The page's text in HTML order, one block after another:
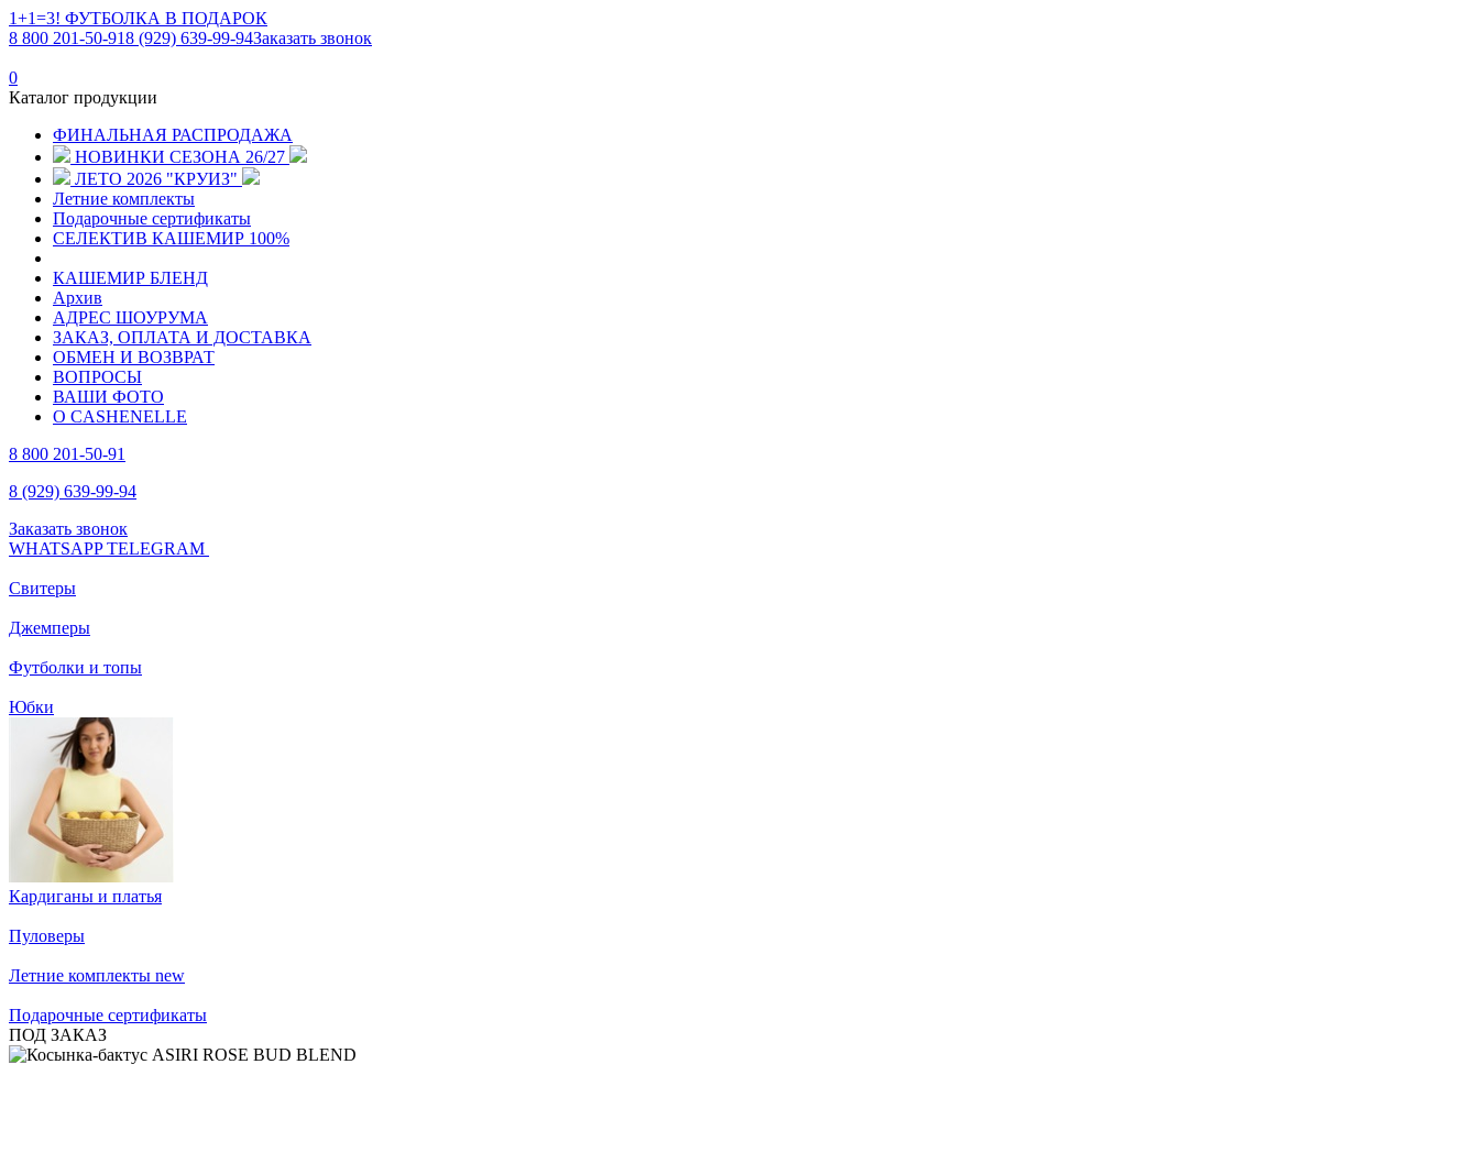
1+1=3! ФУТБОЛКА В ПОДАРОК
8 800 201-50-918 (929) 639-99-94Заказать звонок
0
Каталог продукции
ФИНАЛЬНАЯ РАСПРОДАЖА
НОВИНКИ СЕЗОНА 26/27
ЛЕТО 2026 "КРУИЗ"
Летние комплекты
Подарочные сертификаты
СЕЛЕКТИВ КАШЕМИР 100%
КАШЕМИР БЛЕНД
Архив
АДРЕС ШОУРУМА
ЗАКАЗ, ОПЛАТА И ДОСТАВКА
ОБМЕН И ВОЗВРАТ
ВОПРОСЫ
ВАШИ ФОТО
О CASHENELLE
8 800 201-50-91
8 (929) 639-99-94
Заказать звонок
WHATSAPPTELEGRAM
Свитеры
Джемперы
Футболки и топы
Юбки
Кардиганы и платья
Пуловеры
Летние комплекты new
Подарочные сертификаты
ПОД ЗАКАЗ